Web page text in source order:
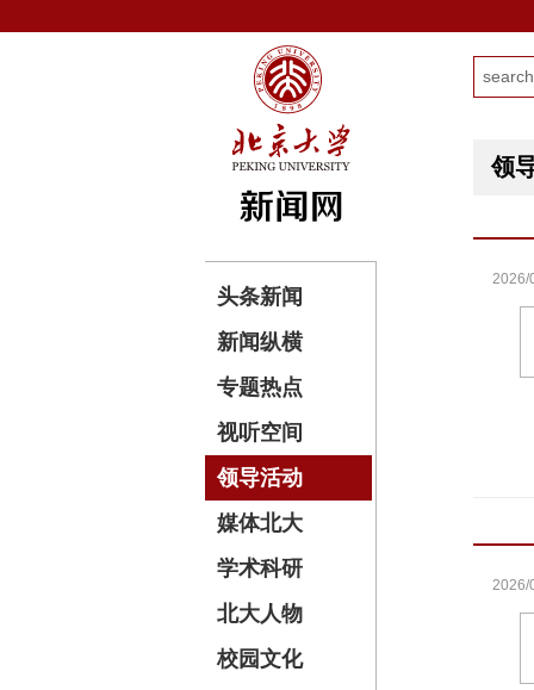
头条新闻
新闻纵横
专题热点
视听空间
领导活动
媒体北大
学术科研
北大人物
校园文化
领
2026/
2026/